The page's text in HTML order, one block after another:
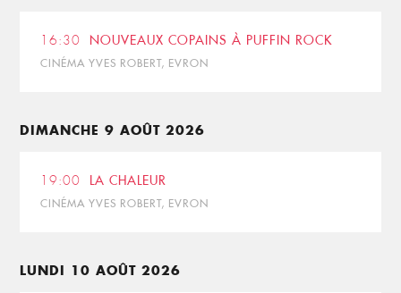
16:30 NOUVEAUX COPAINS À PUFFIN ROCK
CINÉMA YVES ROBERT, EVRON
DIMANCHE 9 AOÛT 2026
19:00 LA CHALEUR
CINÉMA YVES ROBERT, EVRON
LUNDI 10 AOÛT 2026